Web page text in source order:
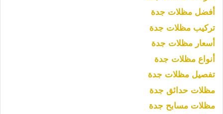
أفضل مظلات جدة
تركيب مظلات جدة
أسعار مظلات جدة
أنواع مظلات جدة
تفصيل مظلات جدة
مظلات حدائق جدة
مظلات مسابح جدة